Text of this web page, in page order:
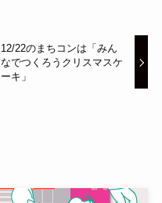
12/22のまちコンは「みん
なでつくろうクリスマスケ
ーキ」